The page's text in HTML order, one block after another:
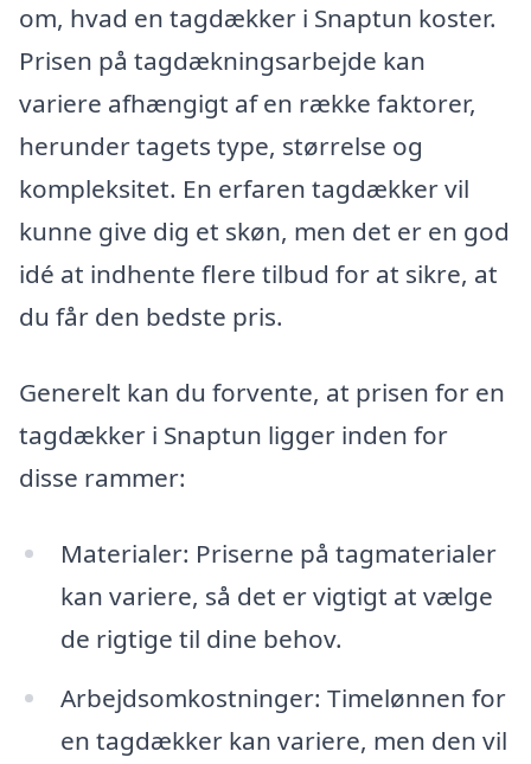
om, hvad en tagdækker i Snaptun koster.
Prisen på tagdækningsarbejde kan
variere afhængigt af en række faktorer,
herunder tagets type, størrelse og
kompleksitet. En erfaren tagdækker vil
kunne give dig et skøn, men det er en god
idé at indhente flere tilbud for at sikre, at
du får den bedste pris.
Generelt kan du forvente, at prisen for en
tagdækker i Snaptun ligger inden for
disse rammer:
Materialer: Priserne på tagmaterialer
kan variere, så det er vigtigt at vælge
de rigtige til dine behov.
Arbejdsomkostninger: Timelønnen for
en tagdækker kan variere, men den vil